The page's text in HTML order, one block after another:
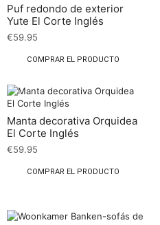
Puf redondo de exterior
Yute El Corte Inglés
€59.95
COMPRAR EL PRODUCTO
Manta decorativa Orquidea
El Corte Inglés
€59.95
COMPRAR EL PRODUCTO